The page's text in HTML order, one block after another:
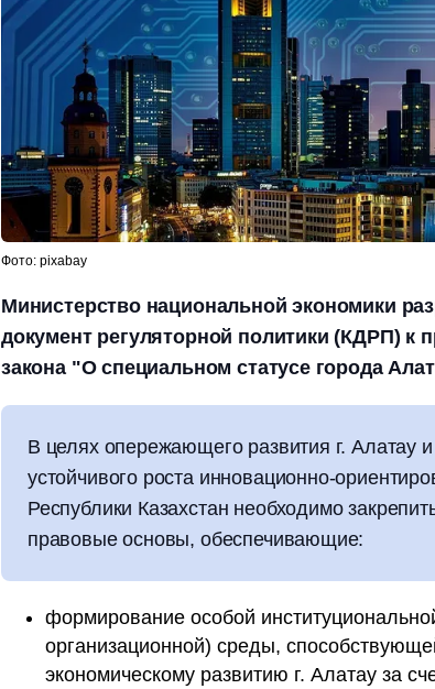
Фото: pixabay
Министерство национальной экономики
документ регуляторной политики (КДРП) к
закона "О специальном статусе города
В целях опережающего развития г. Алатау
устойчивого роста инновационно-
Республики Казахстан необходимо
правовые основы, обеспечивающие:
формирование особой
организационной) среды,
экономическому развитию г. Алатау за